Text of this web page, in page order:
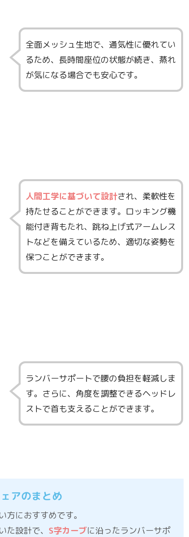
全面メッシュ生地で、通気性に優れてい
るため、長時間座位の状態が続き、蒸れ
が気になる場合でも安心です。
人間工学に基づいて設計され、柔軟性を
持たせることができます。ロッキング機
能付き背もたれ、跳ね上げ式アームレス
トなどを備えているため、適切な姿勢を
保つことができます。
ランバーサポートで腰の負担を軽減しま
す。さらに、 角度を調整できるヘッドレ
ストで首も支えることができます。
アのまとめ
におすすめです。
設計で、 S字カーブに沿ったランバーサポ